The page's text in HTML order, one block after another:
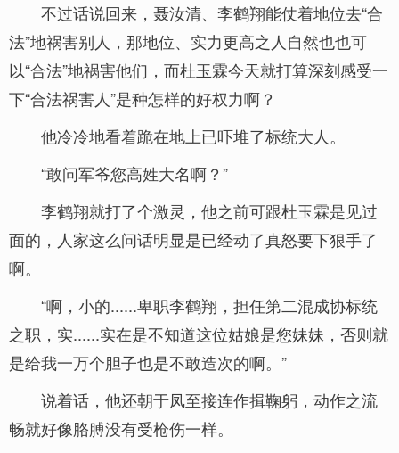
不过话说回来，聂汝清、李鹤翔能仗着地位去“合
法”地祸害别人，那地位、实力更高之人自然也也可
以“合法”地祸害他们，而杜玉霖今天就打算深刻感受一
下“合法祸害人”是种怎样的好权力啊？
他冷冷地看着跪在地上已吓堆了标统大人。
“敢问军爷您高姓大名啊？”
李鹤翔就打了个激灵，他之前可跟杜玉霖是见过
面的，人家这么问话明显是已经动了真怒要下狠手了
啊。
“啊，小的......卑职李鹤翔，担任第二混成协标统
之职，实......实在是不知道这位姑娘是您妹妹，否则就
是给我一万个胆子也是不敢造次的啊。”
说着话，他还朝于凤至接连作揖鞠躬，动作之流
畅就好像胳膊没有受枪伤一样。